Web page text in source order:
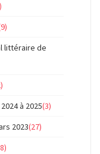
littéraire de
à 2025(3)
2023(27)